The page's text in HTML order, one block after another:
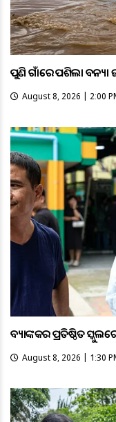
ପୁଣି ଗାଁରେ ପଶିଲା ବନ୍ୟା
August 8, 2026 | 2:00
ବ୍ୟାଙ୍କକର ପ୍ରତିଷ୍ଠିତ
August 8, 2026 | 1:30